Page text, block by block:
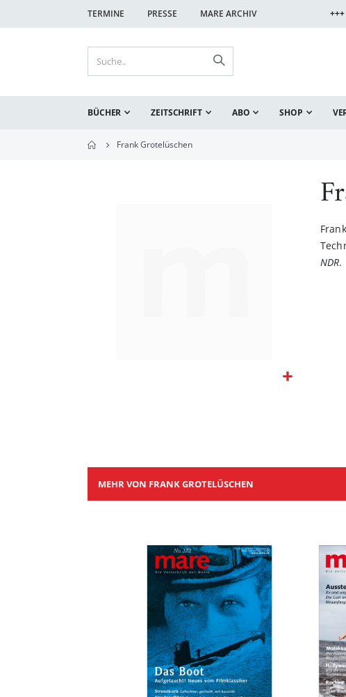
TERMINE PRESSE MARE ARCHIV
BÜCHER ZEITSCHRIFT ABO SHOP
Frank Grotelüschen
NDR.
MEHR VON FRANK GROTELÜSCHEN